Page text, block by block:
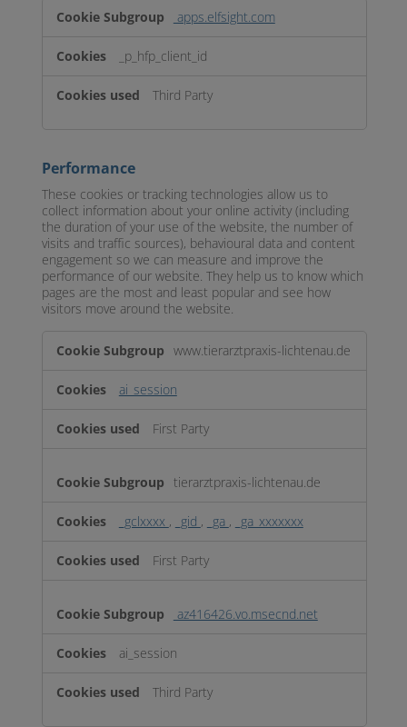
apps.elfsight.com
_p_hfp_client_id
Third Party
Performance
These cookies or tracking technologies allow us to
collect information about your online activity (including
the duration of your use of the website, the number of
visits and traffic sources), behavioural data and content
engagement so we can measure and improve the
performance of our website. They help us to know which
pages are the most and least popular and see how
visitors move around the website.
www.tierarztpraxis-lichtenau.de
ai_session
First Party
tierarztpraxis-lichtenau.de
_gclxxxx , _gid , _ga , _ga_xxxxxxx
First Party
az416426.vo.msecnd.net
ai_session
Third Party